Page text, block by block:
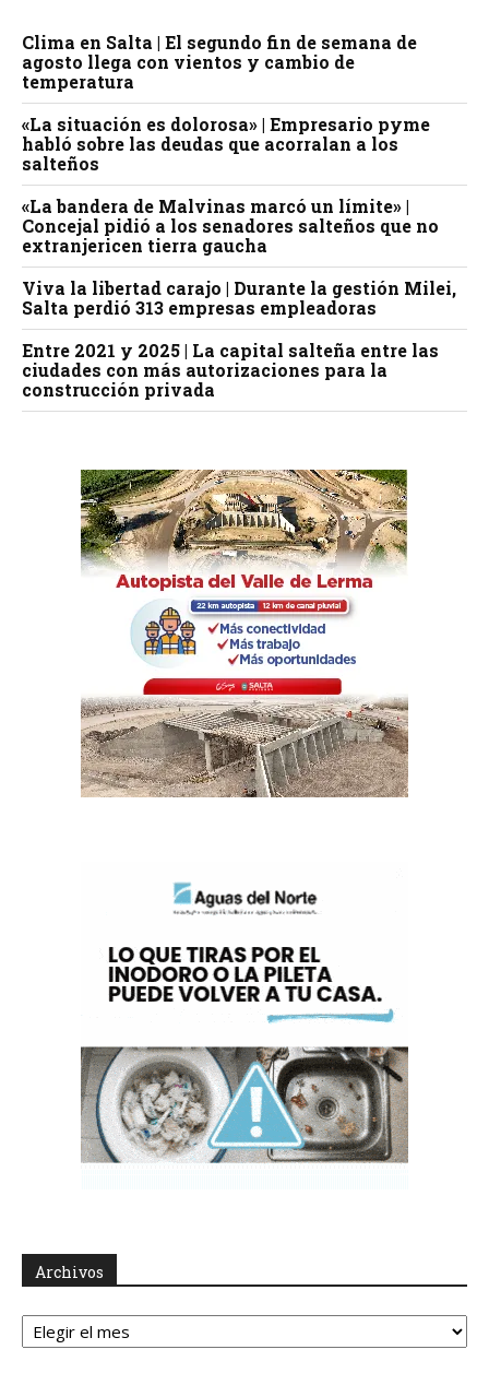
Clima en Salta | El segundo fin de semana de
agosto llega con vientos y cambio de
temperatura
«La situación es dolorosa» | Empresario pyme
habló sobre las deudas que acorralan a los
salteños
«La bandera de Malvinas marcó un límite» |
Concejal pidió a los senadores salteños que no
extranjericen tierra gaucha
Viva la libertad carajo | Durante la gestión Milei,
Salta perdió 313 empresas empleadoras
Entre 2021 y 2025 | La capital salteña entre las
ciudades con más autorizaciones para la
construcción privada
Archivos
Archivos